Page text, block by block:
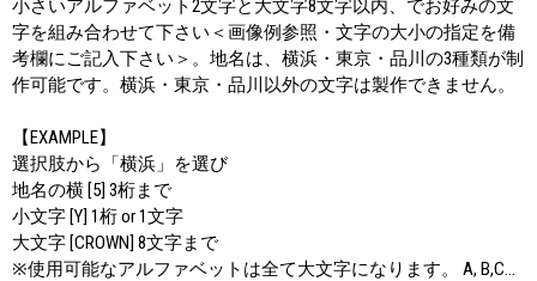
小さいアルファベット2文字と大文字8文字以内、でお好みの文
字を組み合わせて下さい＜画像例参照・文字の大小の指定を備
考欄にご記入下さい＞。地名は、横浜・東京・品川の3種類が制
作可能です。横浜・東京・品川以外の文字は製作できません。
【EXAMPLE】
選択肢から「横浜」を選び
地名の横 [5] 3桁まで
小文字 [Y] 1桁 or 1文字
大文字 [CROWN] 8文字まで
※使用可能なアルファベットは全て大文字になります。 A, B,C...